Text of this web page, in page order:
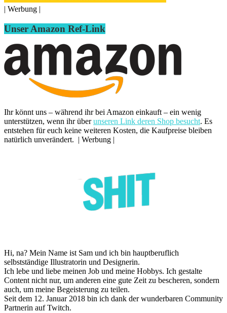
| Werbung |
Unser Amazon Ref-Link
Ihr könnt uns – während ihr bei Amazon einkauft – ein wenig
unterstützen, wenn ihr überunseren Link deren Shop besucht. Es
entstehen für euch keine weiteren Kosten, die Kaufpreise bleiben
natürlich unverändert. | Werbung |
Hi, na? Mein Name ist Sam und ich bin hauptberuflich
selbstständige Illustratorin und Designerin.
Ich lebe und liebe meinen Job und meine Hobbys. Ich gestalte
Content nicht nur, um anderen eine gute Zeit zu bescheren, sondern
auch, um meine Begeisterung zu teilen.
Seit dem 12. Januar 2018 bin ich dank der wunderbaren Community
Partnerin auf Twitch.